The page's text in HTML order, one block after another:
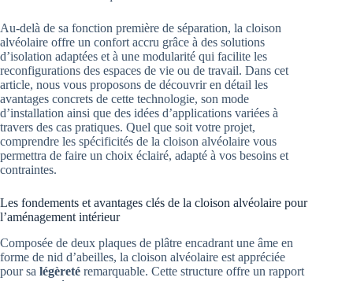
Au-delà de sa fonction première de séparation, la cloison
alvéolaire offre un confort accru grâce à des solutions
d’isolation adaptées et à une modularité qui facilite les
reconfigurations des espaces de vie ou de travail. Dans cet
article, nous vous proposons de découvrir en détail les
avantages concrets de cette technologie, son mode
d’installation ainsi que des idées d’applications variées à
travers des cas pratiques. Quel que soit votre projet,
comprendre les spécificités de la cloison alvéolaire vous
permettra de faire un choix éclairé, adapté à vos besoins et
contraintes.
Les fondements et avantages clés de la cloison alvéolaire pour
l’aménagement intérieur
Composée de deux plaques de plâtre encadrant une âme en
forme de nid d’abeilles, la cloison alvéolaire est appréciée
pour sa légèreté remarquable. Cette structure offre un rapport